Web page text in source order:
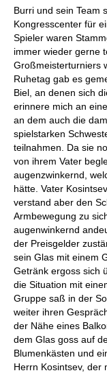
Burri und sein Team
Kongresscenter für
Spieler waren
immer wieder gerne
Großmeisterturniers
Ruhetag gab es
Biel, an denen sich
erinnere mich an
an dem auch die
spielstarken
teilnahmen. Da sie
von ihrem Vater
augenzwinkernd,
hätte. Vater
verstand aber den
Armbewegung zu
augenwinkernd
der Preisgelder
sein Glas mit einem
Getränk ergoss sich
die Situation mit
Gruppe saß in der
weiter ihren
der Nähe eines
dem Glas goss auf
Blumenkästen und
Herrn Kosintsev, der